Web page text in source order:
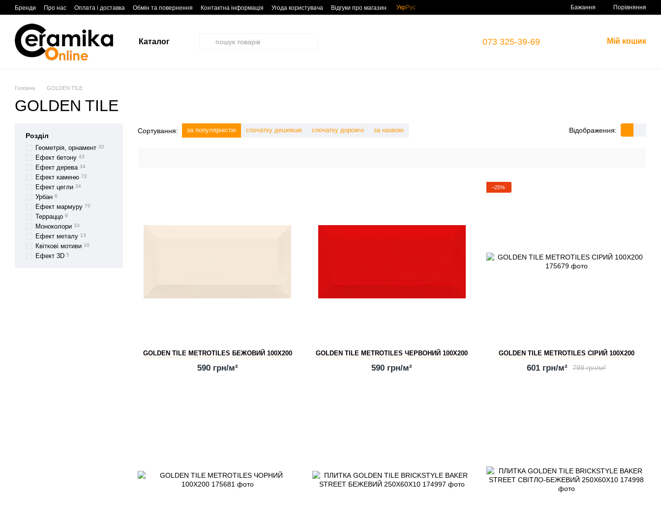
Перейти до основного контенту
Бренди Про нас Оплата і доставка Обмін та повернення Контактна інформація Угода користувача Відгуки про магазин УкрРус Бажання Порівняння
Каталог 073 325-39-69 Мій кошик
Головна GOLDEN TILE
GOLDEN TILE
Сортування: за популярністю спочатку дешевше спочатку дорожчі за назвою Відображення:
GOLDEN TILE METROTILES БЕЖОВИЙ 100Х200
590 грн/м²
GOLDEN TILE METROTILES ЧЕРВОНИЙ 100Х200
590 грн/м²
−25%
GOLDEN TILE METROTILES СІРИЙ 100Х200
799 грн/м²
601 грн/м²
Розділ
Геометрія, орнамент 32
Ефект бетону 43
Ефект дерева 34
Ефект каменю 72
Ефект цегли 34
Урбан 6
Ефект мармуру 70
Терраццо 9
Моноколори 33
Ефект металу 13
Квіткові мотиви 10
Ефект 3D 5